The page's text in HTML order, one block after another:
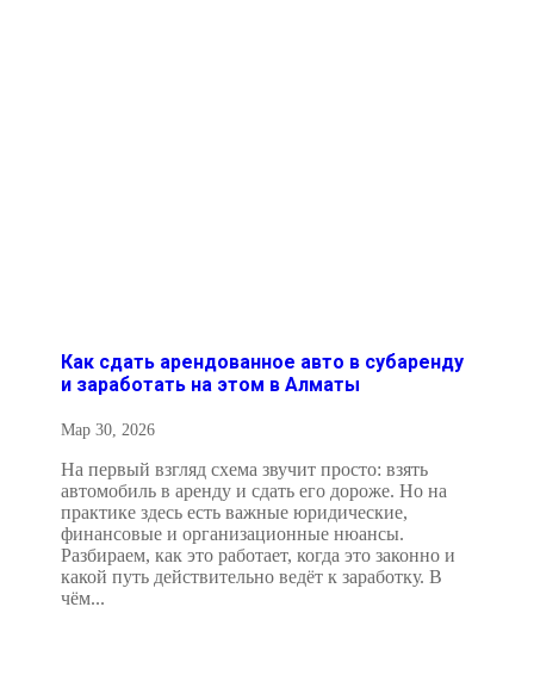
Как сдать арендованное авто в субаренду
и заработать на этом в Алматы
Мар 30, 2026
На первый взгляд схема звучит просто: взять
автомобиль в аренду и сдать его дороже. Но на
практике здесь есть важные юридические,
финансовые и организационные нюансы.
Разбираем, как это работает, когда это законно и
какой путь действительно ведёт к заработку. В
чём...